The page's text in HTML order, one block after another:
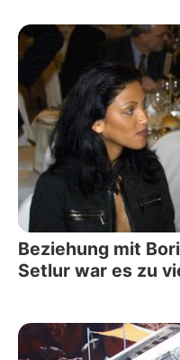
Beziehung mit
Setlur war es zu